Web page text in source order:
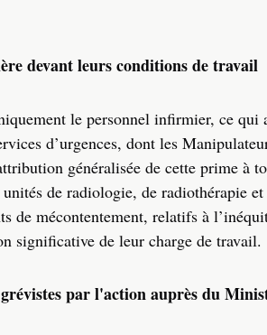
devant leurs conditions de travail
le personnel infirmier, ce qui
d’urgences, dont les
généralisée de cette prime à
de radiologie, de radiothérapie
de mécontentement, relatifs à
significative de leur charge de travail.
par l'action auprès du